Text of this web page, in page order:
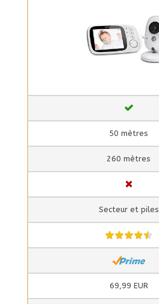
50 mètres
260 mètres
Secteur et piles
69,99 EUR